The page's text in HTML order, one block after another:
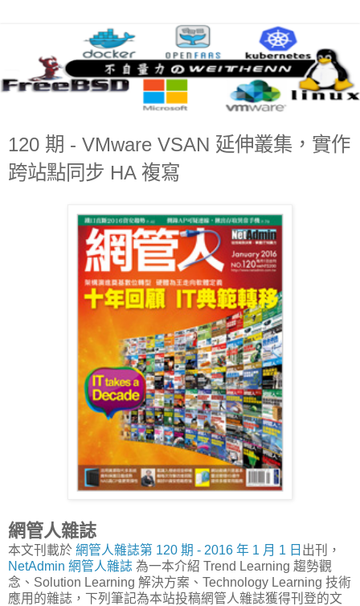
120 期 - VMware VSAN 延伸叢集，實作
跨站點同步 HA 複寫
網管人雜誌
本文刊載於 網管人雜誌第 120 期 - 2016 年 1 月 1 日 出刊，
NetAdmin 網管人雜誌 為一本介紹 Trend Learning 趨勢觀
念、Solution Learning 解決方案、Technology Learning 技術
應用的雜誌，下列筆記為本站投稿網管人雜誌獲得刊登的文